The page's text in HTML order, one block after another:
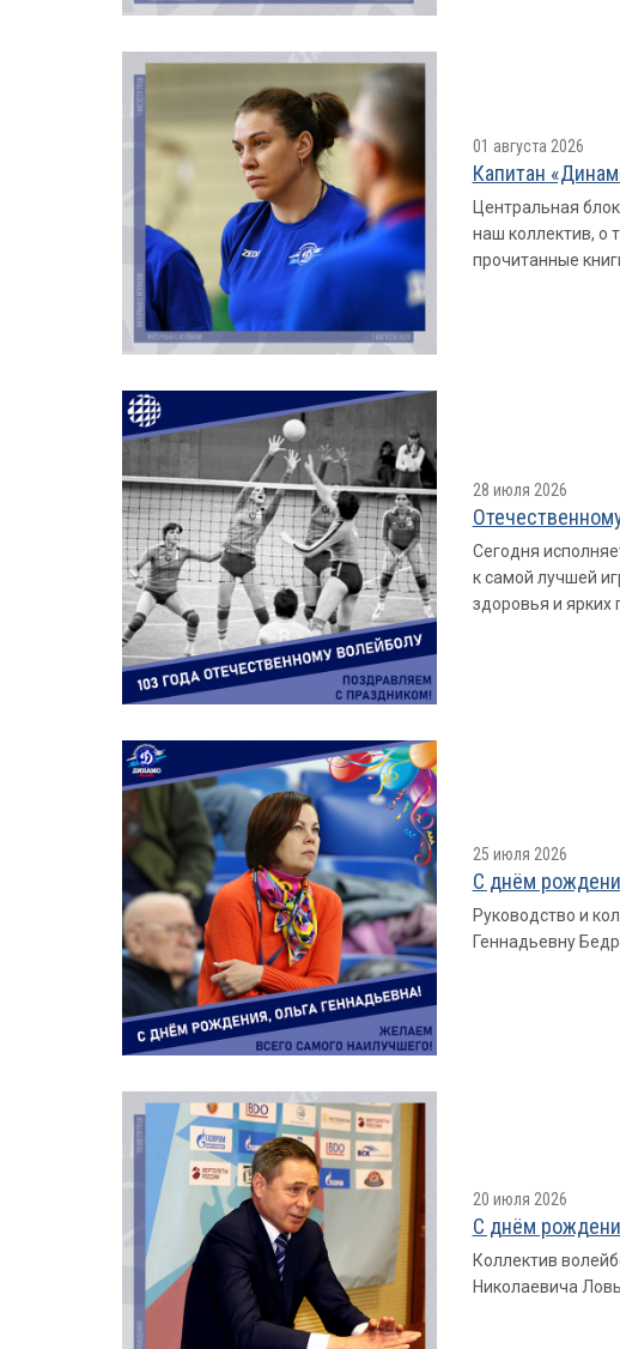
01 августа 2026
Капитан
Центральная
наш коллектив, о
прочитанные
28 июля 2026
Сегодня
к самой лучшей
здоровья и ярких
25 июля 2026
С днём
Руководство и
Геннадьевну
20 июля 2026
С днём
Коллектив
Николаевича